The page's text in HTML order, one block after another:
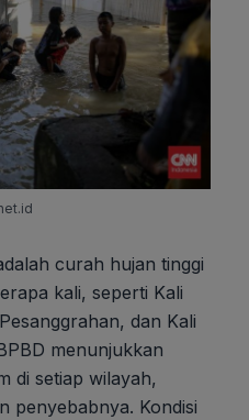
curah hujan tinggi
kali, seperti Kali
dan Kali
menunjukkan
di setiap wilayah,
penyebabnya. Kondisi